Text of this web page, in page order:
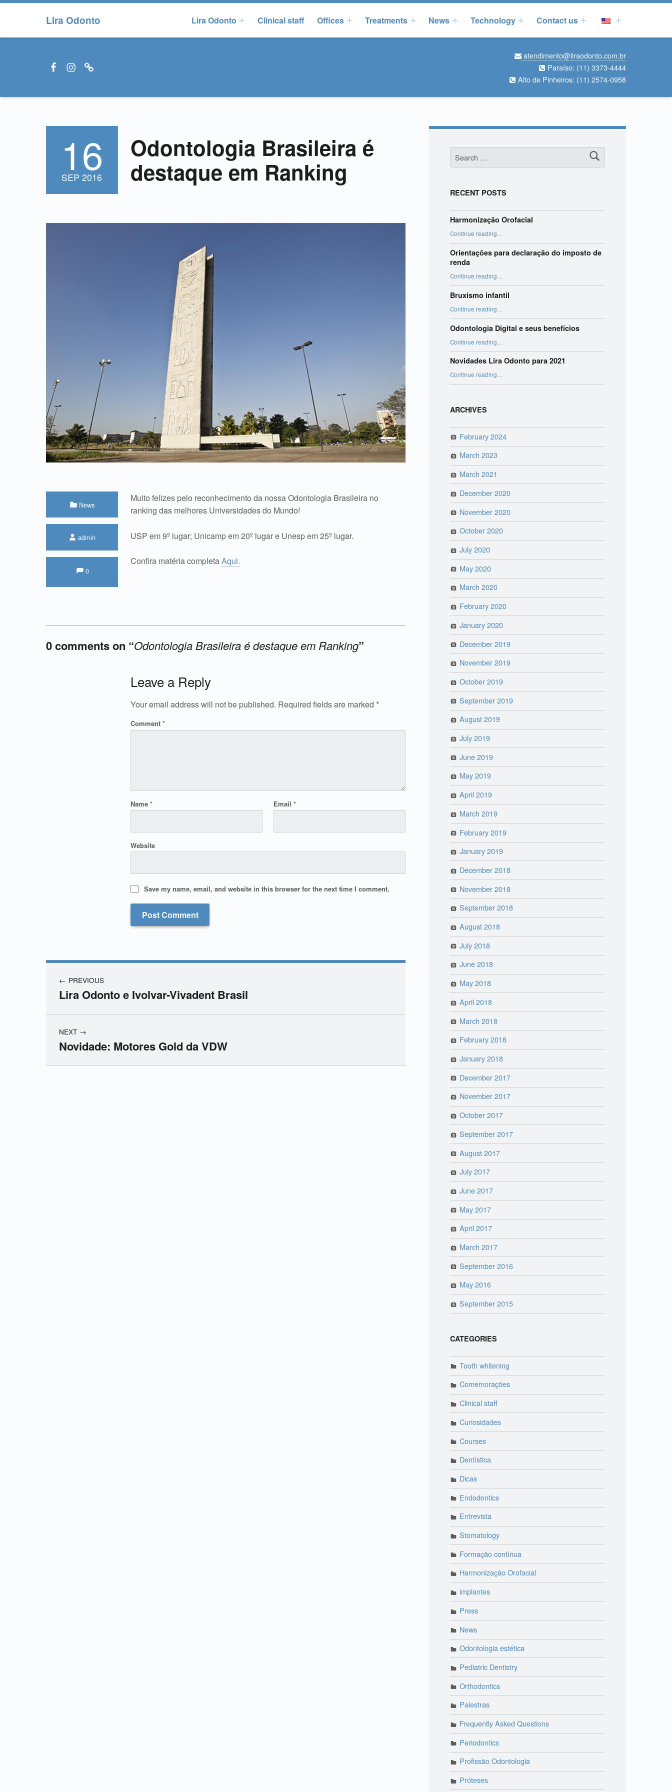
Lira Odonto Lira Odonto Clinical staff Offices Treatments News Technology Contact us
Facebook LiraOdonto
Instagram LiraOdonto
Site LiraOdonto
atendimento@liraodonto.com.br
Paraíso: (11) 3373-4444
Alto de Pinheiros: (11) 2574-0958
Odontologia Brasileira é
destaque em Ranking
16
SEP 2016
Muito felizes pelo reconhecimento da nossa Odontologia Brasileira no
ranking das melhores Universidades do Mundo!
USP em 9º lugar; Unicamp em 20º lugar e Unesp em 25º lugar.
Confira matéria completaAqui.
Categorized in:
News
Written by:
admin
Comments:
Comments:
0
0 comments on “Odontologia Brasileira é destaque em Ranking”
Add yours →
Leave a Reply
Your email address will not be published. Required fields are marked *
Comment*
Name* Email*
Website
Save my name, email, and website in this browser for the next time I comment.
PREVIOUS
Lira Odonto e Ivolvar-Vivadent Brasil
NEXT
Novidade: Motores Gold da VDW
Skip back to main navigation
Search for:
RECENT POSTS
Harmonização Orofacial
Continue reading …
Orientações para declaração do imposto de
renda
Continue reading“Orientações para declaração do imposto de renda”
…
Bruxismo infantil
Continue reading …
Odontologia Digital e seus benefícios
Continue reading …
Novidades Lira Odonto para 2021
Continue reading“Novidades Lira Odonto para 2021”
…
ARCHIVES
February 2024
March 2023
March 2021
December 2020
November 2020
October 2020
July 2020
May 2020
March 2020
February 2020
January 2020
December 2019
November 2019
October 2019
September 2019
August 2019
July 2019
June 2019
May 2019
April 2019
March 2019
February 2019
January 2019
December 2018
November 2018
September 2018
August 2018
July 2018
June 2018
May 2018
April 2018
March 2018
February 2018
January 2018
December 2017
November 2017
October 2017
September 2017
August 2017
July 2017
June 2017
May 2017
April 2017
March 2017
September 2016
May 2016
September 2015
CATEGORIES
Tooth whitening
Comemorações
Clinical staff
Curiosidades
Courses
Dentística
Dicas
Endodontics
Entrevista
Stomatology
Formação contínua
Harmonização Orofacial
implantes
Press
News
Odontologia estética
Pediatric Dentistry
Orthodontics
Palestras
Frequently Asked Questions
Periodontics
Profissão Odontologia
Próteses